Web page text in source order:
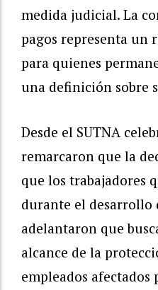
medida judicial. La
pagos representa un
para quienes
una definición sobre
Desde el SUTNA
remarcaron que la
que los trabajadores
durante el desarrollo
adelantaron que
alcance de la
empleados